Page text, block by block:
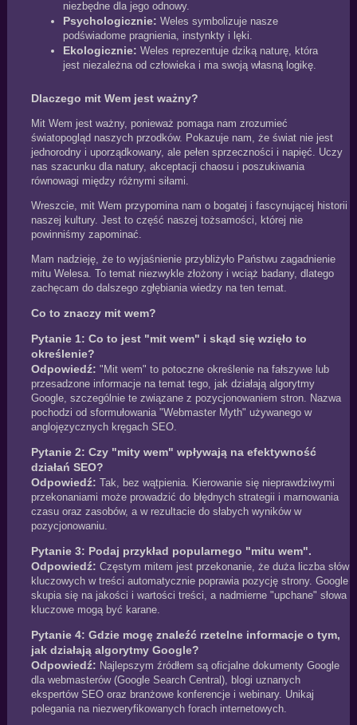
niezbędne dla jego odnowy.
Psychologicznie: Weles symbolizuje nasze
podświadome pragnienia, instynkty i lęki.
Ekologicznie: Weles reprezentuje dziką naturę, która
jest niezależna od człowieka i ma swoją własną logikę.
Dlaczego mit Wem jest ważny?
Mit Wem jest ważny, ponieważ pomaga nam zrozumieć
światopogląd naszych przodków. Pokazuje nam, że świat nie jest
jednorodny i uporządkowany, ale pełen sprzeczności i napięć. Uczy
nas szacunku dla natury, akceptacji chaosu i poszukiwania
równowagi między różnymi siłami.
Wreszcie, mit Wem przypomina nam o bogatej i fascynującej historii
naszej kultury. Jest to część naszej tożsamości, której nie
powinniśmy zapominać.
Mam nadzieję, że to wyjaśnienie przybliżyło Państwu zagadnienie
mitu Welesa. To temat niezwykle złożony i wciąż badany, dlatego
zachęcam do dalszego zgłębiania wiedzy na ten temat.
Co to znaczy mit wem?
Pytanie 1: Co to jest "mit wem" i skąd się wzięło to
określenie?
Odpowiedź: "Mit wem" to potoczne określenie na fałszywe lub
przesadzone informacje na temat tego, jak działają algorytmy
Google, szczególnie te związane z pozycjonowaniem stron. Nazwa
pochodzi od sformułowania "Webmaster Myth" używanego w
anglojęzycznych kręgach SEO.
Pytanie 2: Czy "mity wem" wpływają na efektywność
działań SEO?
Odpowiedź: Tak, bez wątpienia. Kierowanie się nieprawdziwymi
przekonaniami może prowadzić do błędnych strategii i marnowania
czasu oraz zasobów, a w rezultacie do słabych wyników w
pozycjonowaniu.
Pytanie 3: Podaj przykład popularnego "mitu wem".
Odpowiedź: Częstym mitem jest przekonanie, że duża liczba słów
kluczowych w treści automatycznie poprawia pozycję strony. Google
skupia się na jakości i wartości treści, a nadmierne "upchane" słowa
kluczowe mogą być karane.
Pytanie 4: Gdzie mogę znaleźć rzetelne informacje o tym,
jak działają algorytmy Google?
Odpowiedź: Najlepszym źródłem są oficjalne dokumenty Google
dla webmasterów (Google Search Central), blogi uznanych
ekspertów SEO oraz branżowe konferencje i webinary. Unikaj
polegania na niezweryfikowanych forach internetowych.